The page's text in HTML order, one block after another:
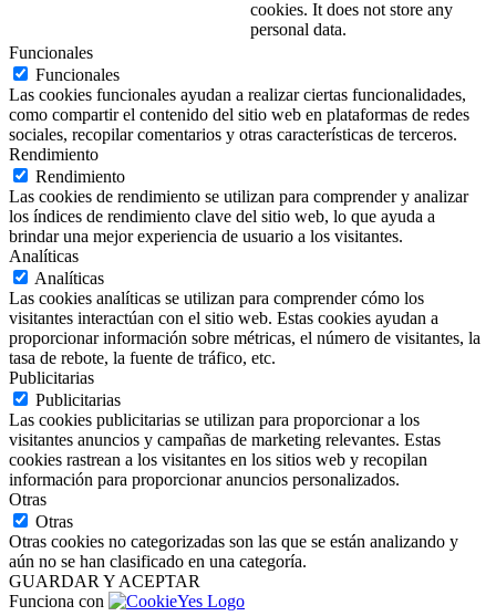
cookies. It does not store any
personal data.
Funcionales
Funcionales
Las cookies funcionales ayudan a realizar ciertas funcionalidades,
como compartir el contenido del sitio web en plataformas de redes
sociales, recopilar comentarios y otras características de terceros.
Rendimiento
Rendimiento
Las cookies de rendimiento se utilizan para comprender y analizar
los índices de rendimiento clave del sitio web, lo que ayuda a
brindar una mejor experiencia de usuario a los visitantes.
Analíticas
Analíticas
Las cookies analíticas se utilizan para comprender cómo los
visitantes interactúan con el sitio web. Estas cookies ayudan a
proporcionar información sobre métricas, el número de visitantes, la
tasa de rebote, la fuente de tráfico, etc.
Publicitarias
Publicitarias
Las cookies publicitarias se utilizan para proporcionar a los
visitantes anuncios y campañas de marketing relevantes. Estas
cookies rastrean a los visitantes en los sitios web y recopilan
información para proporcionar anuncios personalizados.
Otras
Otras
Otras cookies no categorizadas son las que se están analizando y
aún no se han clasificado en una categoría.
GUARDAR Y ACEPTAR
Funciona con